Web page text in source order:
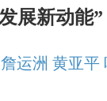
展新动能
运洲 黄亚